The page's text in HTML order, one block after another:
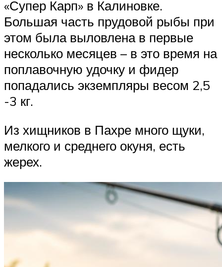
«Супер Карп» в Калиновке.
Большая часть прудовой рыбы при
этом была выловлена в первые
несколько месяцев – в это время на
поплавочную удочку и фидер
попадались экземпляры весом 2,5
-3 кг.
Из хищников в Пахре много щуки,
мелкого и среднего окуня, есть
жерех.